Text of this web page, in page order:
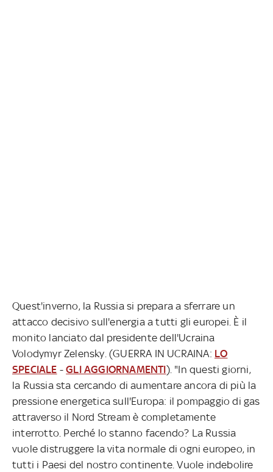
Quest'inverno, la Russia si prepara a sferrare un
attacco decisivo sull'energia a tutti gli europei. È il
monito lanciato dal presidente dell'Ucraina
Volodymyr Zelensky. (GUERRA IN UCRAINA: LO
SPECIALE -GLI AGGIORNAMENTI). "In questi giorni,
la Russia sta cercando di aumentare ancora di più la
pressione energetica sull'Europa: il pompaggio di gas
attraverso il Nord Stream è completamente
interrotto. Perché lo stanno facendo? La Russia
vuole distruggere la vita normale di ogni europeo, in
tutti i Paesi del nostro continente. Vuole indebolire